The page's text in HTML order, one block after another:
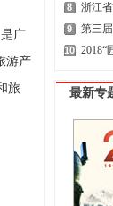
广
游产
旅
8 浙江
9 第三
10 2018“
最新专